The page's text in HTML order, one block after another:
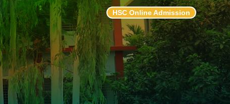
HSC Online Admission